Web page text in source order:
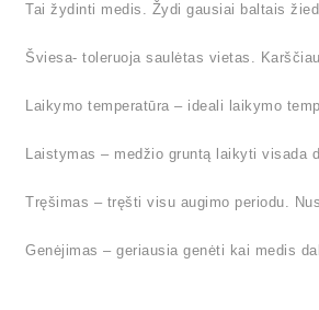
Tai žydinti medis. Žydi gausiai baltais
Šviesa- toleruoja saulėtas vietas.
Laikymo temperatūra – ideali laikymo
Laistymas – medžio gruntą laikyti visada
Tręšimas – tręšti visu augimo periodu.
Genėjimas – geriausia genėti kai medis